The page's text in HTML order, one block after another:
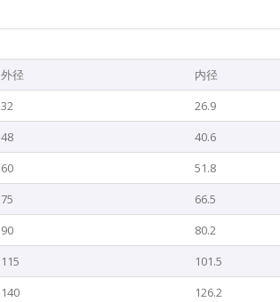
外径 内径
32 26.9
48 40.6
60 51.8
75 66.5
90 80.2
115 101.5
140 126.2